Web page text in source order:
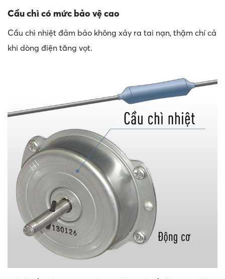
Cầu chì có mức bảo vệ cao
Cầu chì nhiệt đảm bảo không xảy ra tai nạn, thậm chí cả
khi dòng điện tăng vọt.